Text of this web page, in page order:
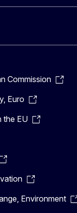
Commission
Euro
the EU
Environment